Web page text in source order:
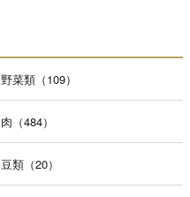
野菜類（109）
肉（484）
豆類（20）